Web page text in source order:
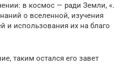
в космос — ради Земли, «.
о вселенной, изучения
и использования их на благо
таким остался его завет